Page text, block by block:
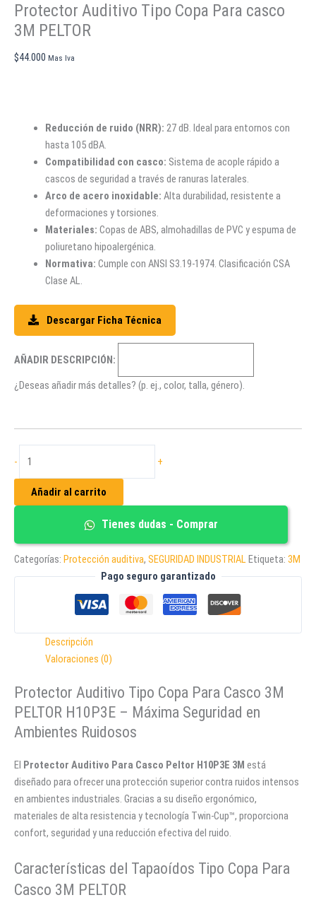
Protector Auditivo Tipo Copa Para casco
3M PELTOR
$44.000 Mas Iva
Reducción de ruido (NRR): 27 dB. Ideal para entornos con
hasta 105 dBA.
Compatibilidad con casco: Sistema de acople rápido a
cascos de seguridad a través de ranuras laterales.
Arco de acero inoxidable: Alta durabilidad, resistente a
deformaciones y torsiones.
Materiales: Copas de ABS, almohadillas de PVC y espuma de
poliuretano hipoalergénica.
Normativa: Cumple con ANSI S3.19-1974. Clasificación CSA
Clase AL.
Descargar Ficha Técnica
AÑADIR DESCRIPCIÓN:
¿Deseas añadir más detalles? (p. ej., color, talla, género).
-
Auditivo
Tipo
Copa
3M
+
Añadir al carrito
Tienes dudas - Comprar
Categorías: Protección auditiva, SEGURIDAD INDUSTRIALEtiqueta: 3M
Pago seguro garantizado
Descripción
Valoraciones (0)
Protector Auditivo Tipo Copa Para Casco 3M
PELTOR H10P3E – Máxima Seguridad en
Ambientes Ruidosos
El Protector Auditivo Para Casco Peltor H10P3E 3M está
diseñado para ofrecer una protección superior contra ruidos intensos
en ambientes industriales. Gracias a su diseño ergonómico,
materiales de alta resistencia y tecnología Twin-Cup™, proporciona
confort, seguridad y una reducción efectiva del ruido.
Características del Tapaoídos Tipo Copa Para
Casco 3M PELTOR